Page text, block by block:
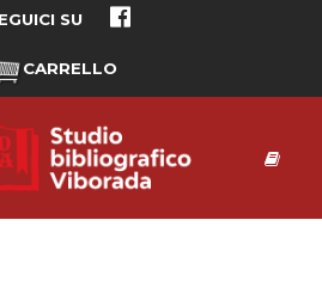
SU
CARRELLO